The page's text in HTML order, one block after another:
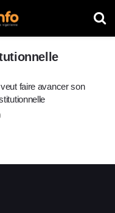
faire avancer son